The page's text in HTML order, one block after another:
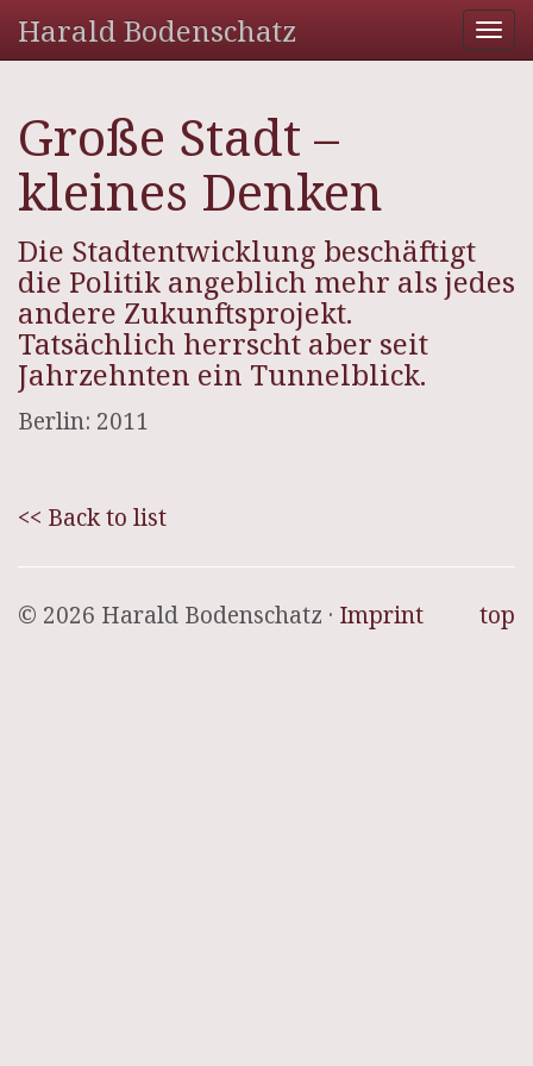
Harald Bodenschatz
Große Stadt –
kleines Denken
Die Stadtentwicklung beschäftigt
die Politik angeblich mehr als jedes
andere Zukunftsprojekt.
Tatsächlich herrscht aber seit
Jahrzehnten ein Tunnelblick.
Berlin: 2011
<< Back to list
top
© 2026 Harald Bodenschatz · Imprint